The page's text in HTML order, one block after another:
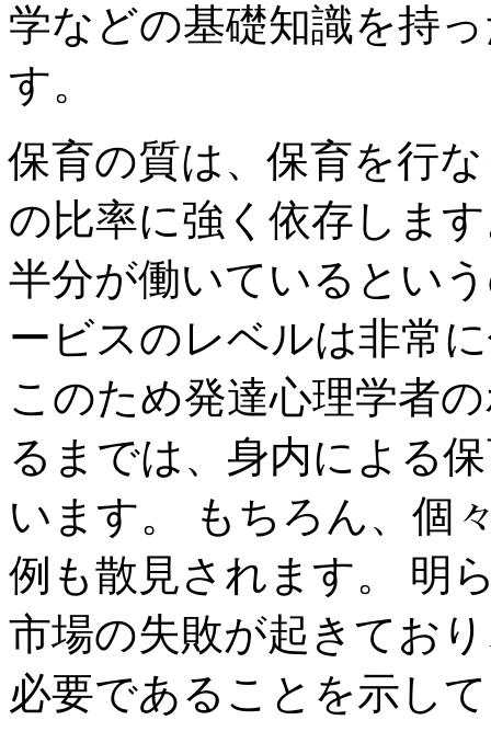
学などの基礎知識を持
す。
保育の質は、保育を行
の比率に強く依存しま
半分が働いているとい
ービスのレベルは非常
このため発達心理学者
るまでは、身内による
います。 もちろん、個
例も散見されます。 明
市場の失敗が起きてお
必要であることを示し